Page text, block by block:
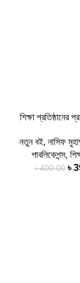
শিক্ষা প্রতিষ্ঠানের
নতুন বই, নাসিফ
পাবলিকেশন্স,
৳400.00 ৳